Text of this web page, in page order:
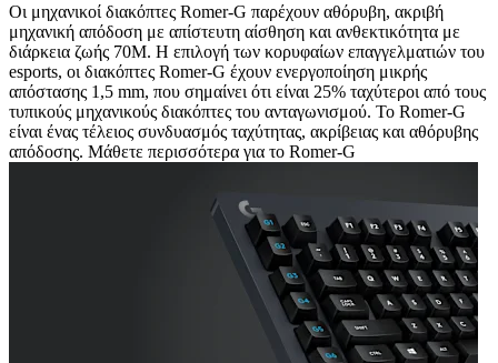
Οι μηχανικοί διακόπτες Romer-G παρέχουν αθόρυβη, ακριβή
μηχανική απόδοση με απίστευτη αίσθηση και ανθεκτικότητα με
διάρκεια ζωής 70M. Η επιλογή των κορυφαίων επαγγελματιών του
esports, οι διακόπτες Romer-G έχουν ενεργοποίηση μικρής
απόστασης 1,5 mm, που σημαίνει ότι είναι 25% ταχύτεροι από τους
τυπικούς μηχανικούς διακόπτες του ανταγωνισμού. Το Romer-G
είναι ένας τέλειος συνδυασμός ταχύτητας, ακρίβειας και αθόρυβης
απόδοσης. Μάθετε περισσότερα για το Romer-G